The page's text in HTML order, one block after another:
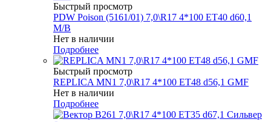
Быстрый просмотр
PDW Poison (5161/01) 7,0\R17 4*100 ET40 d60,1
M/B
Нет в наличии
Подробнее
Быстрый просмотр
REPLICA MN1 7,0\R17 4*100 ET48 d56,1 GMF
Нет в наличии
Подробнее